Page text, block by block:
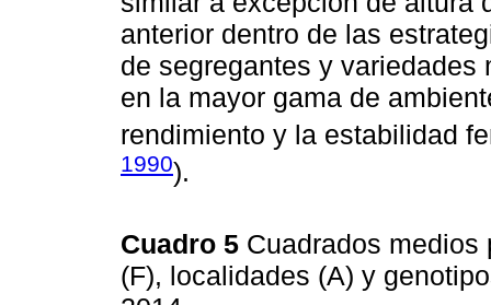
anterior dentro de las
de segregantes y
en la mayor gama de
rendimiento y la estabilidad
1990).
Cuadro 5 Cuadrados medios
(F), localidades (A) y